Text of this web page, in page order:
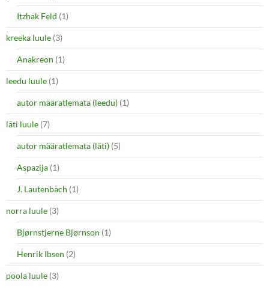
Itzhak Feld (1)
kreeka luule (3)
Anakreon (1)
leedu luule (1)
autor määratlemata (leedu) (1)
läti luule (7)
autor määratlemata (läti) (5)
Aspazija (1)
J. Lautenbach (1)
norra luule (3)
Bjørnstjerne Bjørnson (1)
Henrik Ibsen (2)
poola luule (3)